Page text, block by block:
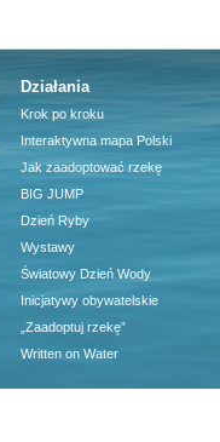
Działania
Krok po kroku
Interaktywna mapa Polski
Jak zaadoptować rzekę
BIG JUMP
Dzień Ryby
Wystawy
Światowy Dzień Wody
Inicjatywy obywatelskie
„Zaadoptuj rzekę”
Written on Water